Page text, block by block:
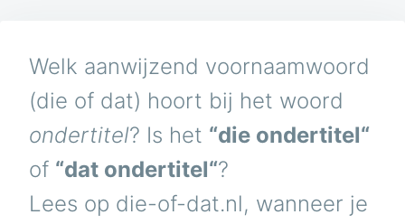
Welk aanwijzend voornaamwoord
(die of dat) hoort bij het woord
ondertitel? Is het “die ondertitel“
of “dat ondertitel“?
Lees op die-of-dat.nl, wanneer je